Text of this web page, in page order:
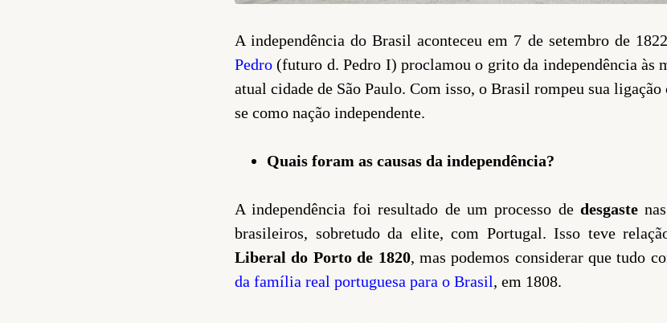
A independência do Brasil aconteceu em 7 de setembro de
Pedro (futuro d. Pedro I) proclamou o grito da independência às
atual cidade de São Paulo. Com isso, o Brasil rompeu sua
se como nação independente.
Quais foram as causas da independência?
A independência foi resultado de um processo dedesgaste
brasileiros, sobretudo da elite, com Portugal. Isso teve
Liberal do Porto de 1820, mas podemos considerar que tudo
da família real portuguesa para o Brasil, em 1808.